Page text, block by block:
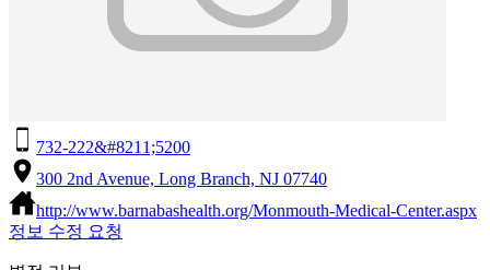
732-222&#8211;5200
300 2nd Avenue, Long Branch, NJ 07740
http://www.barnabashealth.org/Monmouth-Medical-Center.aspx
정보 수정 요청